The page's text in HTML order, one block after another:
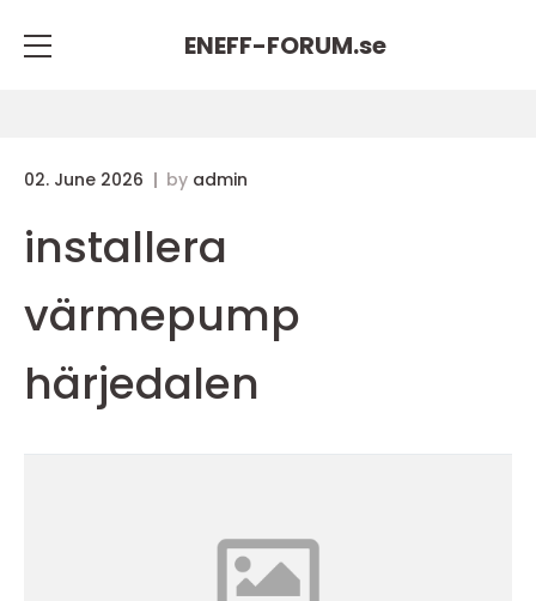
ENEFF-FORUM.se
02. June 2026 by admin
installera
värmepump
härjedalen